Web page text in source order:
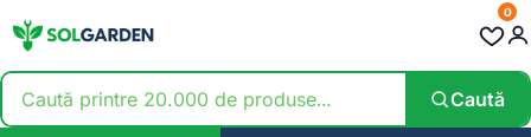
Caută
0